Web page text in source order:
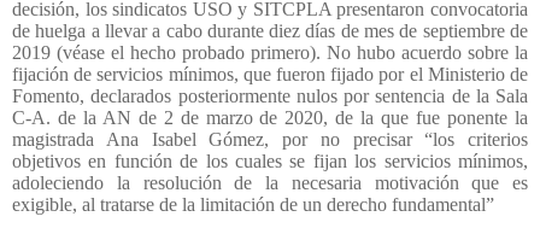
decisión, los sindicatos USO y SITCPLA presentaron convocatoria
de huelga a llevar a cabo durante diez días de mes de septiembre de
2019 (véase el hecho probado primero). No hubo acuerdo sobre la
fijación de servicios mínimos, que fueron fijado por el Ministerio de
Fomento, declarados posteriormente nulos por sentencia de la Sala
C-A. de la AN de 2 de marzo de 2020, de la que fue ponente la
magistrada Ana Isabel Gómez, por no precisar “los criterios
objetivos en función de los cuales se fijan los servicios mínimos,
adoleciendo la resolución de la necesaria motivación que es
exigible, al tratarse de la limitación de un derecho fundamental”